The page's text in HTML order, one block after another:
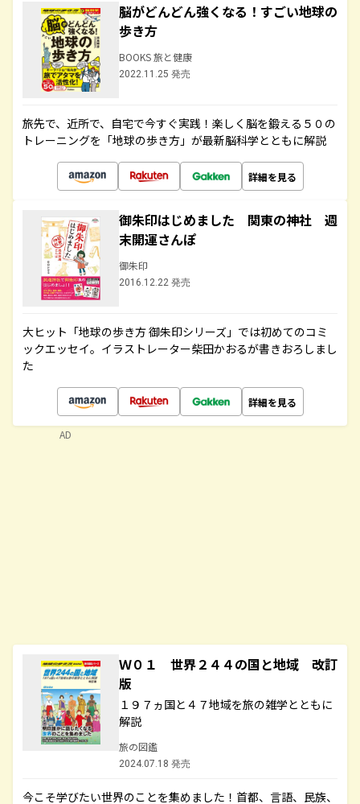
脳がどんどん強くなる！すごい地球の
歩き方
BOOKS 旅と健康
2022.11.25 発売
旅先で、近所で、自宅で今すぐ実践！楽しく脳を鍛える５０の
トレーニングを「地球の歩き方」が最新脳科学とともに解説
詳細を見る
御朱印はじめました 関東の神社 週
末開運さんぽ
御朱印
2016.12.22 発売
大ヒット「地球の歩き方 御朱印シリーズ」では初めてのコミ
ックエッセイ。イラストレーター柴田かおるが書きおろしまし
た
詳細を見る
Ｗ０１ 世界２４４の国と地域 改訂
版
１９７ヵ国と４７地域を旅の雑学とともに
解説
旅の図鑑
2024.07.18 発売
今こそ学びたい世界のことを集めました！首都、言語、民族、
AD